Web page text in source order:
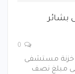
خزنة مستشفى
مبلغ نصف